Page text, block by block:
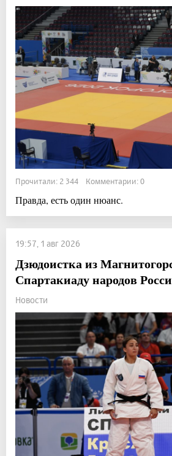
Прочитали: 2 344 Комментарии: 0
Правда, есть один нюанс.
19:57, 1 авг 2026
Дзюдоистка из
Спартакиаду народов
Новости